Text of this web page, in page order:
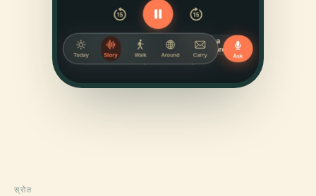
स्रोत